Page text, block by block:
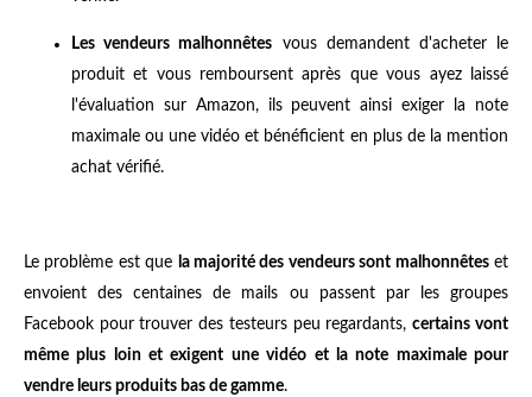
Les vendeurs malhonnêtes vous demandent d'acheter le
produit et vous remboursent après que vous ayez laissé
l'évaluation sur Amazon, ils peuvent ainsi exiger la note
maximale ou une vidéo et bénéficient en plus de la mention
achat vérifié.
Le problème est que la majorité des vendeurs sont malhonnêteset
envoient des centaines de mails ou passent par les groupes
Facebook pour trouver des testeurs peu regardants,certains vont
même plus loin et exigent une vidéo et la note maximale pour
vendre leurs produits bas de gamme.